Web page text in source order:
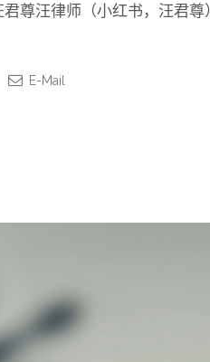
尊汪律师（小红书，汪君尊）
E-Mail